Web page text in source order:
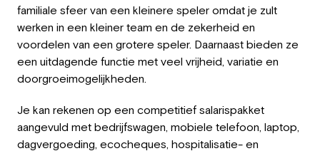
familiale sfeer van een kleinere speler omdat je zult
werken in een kleiner team en de zekerheid en
voordelen van een grotere speler. Daarnaast bieden ze
een uitdagende functie met veel vrijheid, variatie en
doorgroeimogelijkheden.
Je kan rekenen op een competitief salarispakket
aangevuld met bedrijfswagen, mobiele telefoon, laptop,
dagvergoeding, ecocheques, hospitalisatie- en